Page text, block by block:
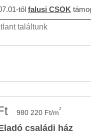
től falusi CSOK
találtunk
980 220 Ft/m2
családi ház